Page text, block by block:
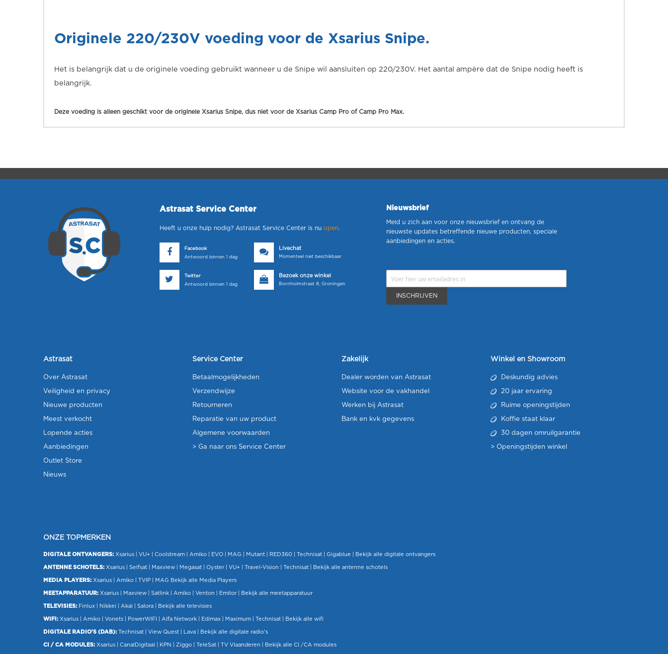
Originele 220/230V voeding voor de Xsarius Snipe.
Het is belangrijk dat u de originele voeding gebruikt wanneer u de Snipe wil aansluiten op 220/230V. Het aantal ampère dat de Snipe nodig heeft is
belangrijk.
Deze voeding is alleen geschikt voor de originele Xsarius Snipe, dus niet voor de Xsarius Camp Pro of Camp Pro Max.
Astrasat Service Center
Heeft u onze hulp nodig? Astrasat Service Center is nu open.
Facebook
Antwoord binnen 1 dag
Livechat
Momenteel niet beschikbaar
Twitter
Antwoord binnen 1 dag
Bezoek onze winkel
Bornholmstraat 8, Groningen
Nieuwsbrief
Meld u zich aan voor onze nieuwsbrief en ontvang de
nieuwste updates betreffende nieuwe producten, speciale
aanbiedingen en acties.
INSCHRIJVEN
Astrasat
Over Astrasat
Veiligheid en privacy
Nieuwe producten
Meest verkocht
Lopende acties
Aanbiedingen
Outlet Store
Nieuws
Service Center
Betaalmogelijkheden
Verzendwijze
Retourneren
Reparatie van uw product
Algemene voorwaarden
> Ga naar ons Service Center
Zakelijk
Dealer worden van Astrasat
Website voor de vakhandel
Werken bij Astrasat
Bank en kvk gegevens
Winkel en Showroom
Deskundig advies
20 jaar ervaring
Ruime openingstijden
Koffie staat klaar
30 dagen omruilgarantie
> Openingstijden winkel
ONZE TOPMERKEN
DIGITALE ONTVANGERS: Xsarius VU+ | Coolstream | Amiko EVO MAG Mutant | RED360 | Technisat Gigablue Bekijk alle digitale ontvangers
ANTENNE SCHOTELS: Xsarius Selfsat Maxview Megasat | Oyster | VU+ Travel-Vision Technisat Bekijk alle antenne schotels
MEDIA PLAYERS: Xsarius Amiko TVIP MAG Bekijk alle Media Players
MEETAPPARATUUR: Xsarius Maxview Satlink Amiko Venton Emitor Bekijk alle meetapparatuur
TELEVISIES: Finlux | Nikkei | Akai Salora Bekijk alle televisies
WIFI: Xsarius Amiko Vonets PowerWIFI Alfa Network Edimax | Maximum | Technisat Bekijk alle wifi
DIGITALE RADIO'S (DAB): Technisat View Quest Lava Bekijk alle digitale radio's
CI / CA MODULES: Xsarius CanalDigitaal KPN Ziggo TeleSat TV Vlaanderen Bekijk alle CI /CA modules